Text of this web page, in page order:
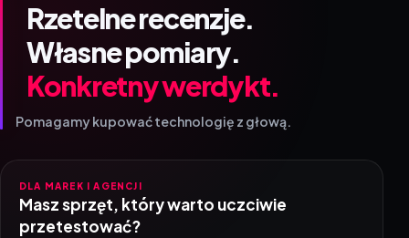
Rzetelne recenzje.
Własne pomiary.
Konkretny werdykt.
Pomagamy kupować technologię z głową.
DLA MAREK I AGENCJI
Masz sprzęt, który warto uczciwie
przetestować?